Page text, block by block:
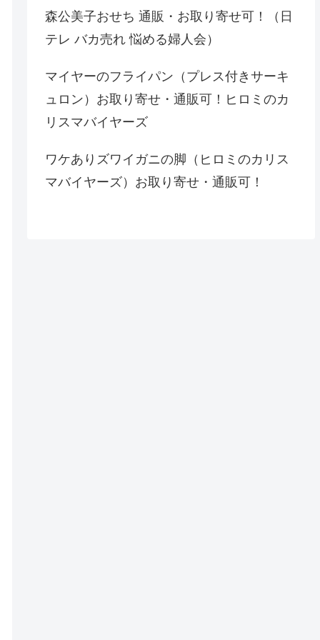
森公美子おせち 通販・お取り寄せ可！（日
テレ バカ売れ 悩める婦人会）
マイヤーのフライパン（プレス付きサーキ
ュロン）お取り寄せ・通販可！ヒロミのカ
リスマバイヤーズ
ワケありズワイガニの脚（ヒロミのカリス
マバイヤーズ）お取り寄せ・通販可！